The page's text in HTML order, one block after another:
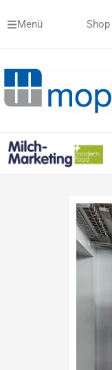
InhaltMenü Shop